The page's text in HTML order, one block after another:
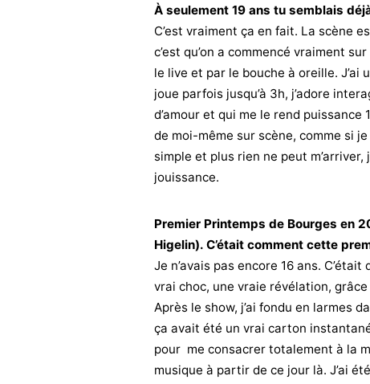
À seulement 19 ans tu semblais
C’est vraiment ça en fait. La scène
c’est qu’on a commencé vraiment
le live et par le bouche à oreille.
joue parfois jusqu’à 3h, j’adore
d’amour et qui me le rend puissance
de moi-même sur scène, comme si
simple et plus rien ne peut
jouissance.
Premier Printemps de Bourges en
Higelin). C’était comment cette
Je n’avais pas encore 16 ans.
vrai choc, une vraie révélation,
Après le show, j’ai fondu en larmes
ça avait été un vrai carton
pour me consacrer totalement à la
musique à partir de ce jour là. J’ai